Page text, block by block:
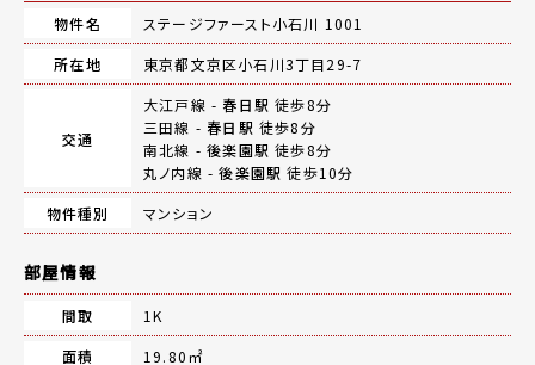
物件名
ステージファースト小石川 1001
所在地
東京都文京区小石川3丁目29-7
交通
大江戸線 - 春日駅 徒歩8分
三田線 - 春日駅 徒歩8分
南北線 -後楽園駅 徒歩8分
丸ノ内線 -後楽園駅 徒歩10分
物件種別
マンション
部屋情報
間取
1K
面積
19.80㎡